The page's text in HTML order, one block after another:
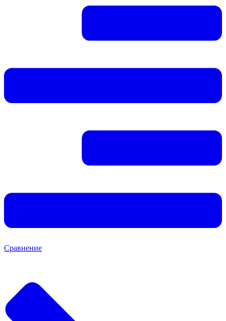
Сравнение